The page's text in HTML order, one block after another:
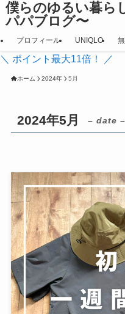
僕らのゆるい暮ら
パパブログ〜
プロフィール UNIQLO
＼ ポイント最大11倍！ ／
ホーム 2024年 5月
2024年5月 – date –